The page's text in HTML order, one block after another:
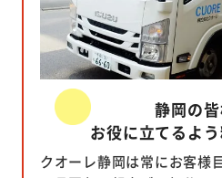
静岡の
お役に立てるよ
クオーレ静岡は常にお客様